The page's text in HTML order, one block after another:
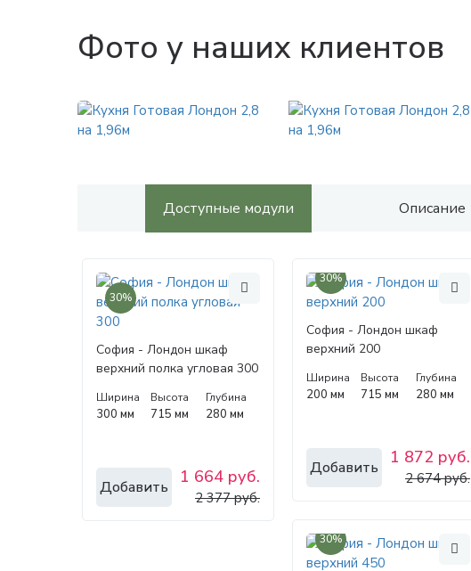
Фото у наших клиентов
Доступные модули Описание
30%
София - Лондон шкаф
верхний полка угловая 300
Ширина
300 мм
Высота
715 мм
Глубина
280 мм
Добавить 1 664 руб.
2 377 руб.
30%
София - Лондон шкаф
верхний 200
Ширина
200 мм
Высота
715 мм
Глубина
280 мм
Добавить 1 872 руб.
2 674 руб.
30%